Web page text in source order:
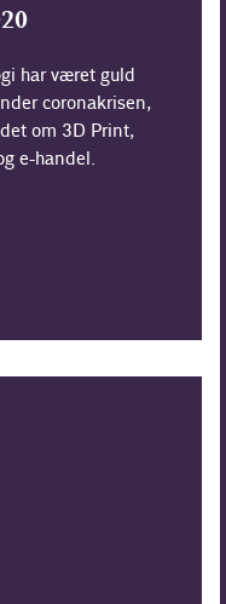
har været guld
coronakrisen,
om 3D Print,
e-handel.